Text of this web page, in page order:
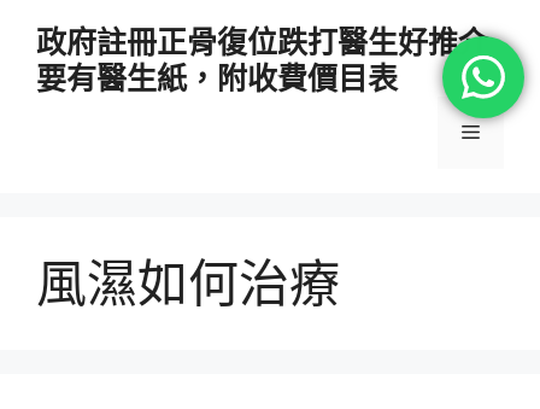
政府註冊正骨復位跌打醫生好推介
要有醫生紙，附收費價目表
選
風濕如何治療